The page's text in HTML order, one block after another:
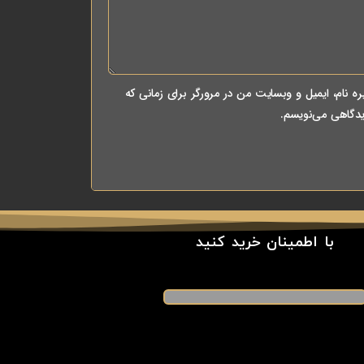
نام، ایمیل و وبسایت من در مرورگر برای زمانی که
می‌نویسم.
با اطمینان خرید کنید